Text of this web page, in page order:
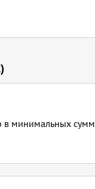
минимальных